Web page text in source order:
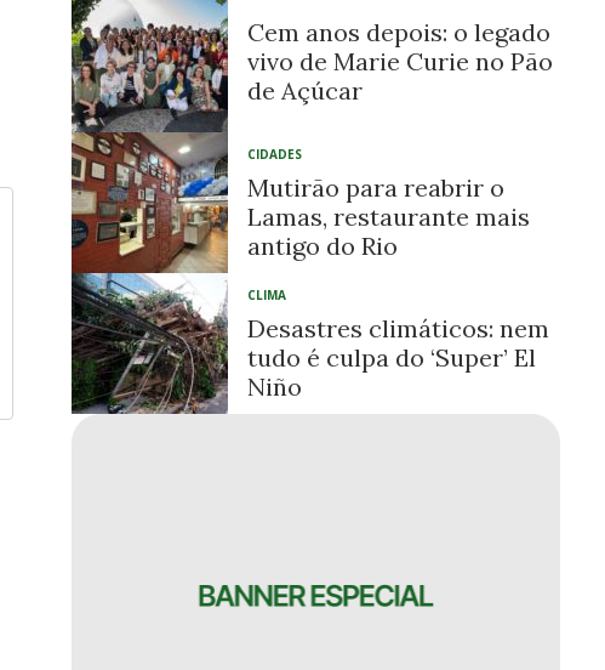
Cem anos depois: o legado
vivo de Marie Curie no Pão
de Açúcar
CIDADES
Mutirão para reabrir o
Lamas, restaurante mais
antigo do Rio
CLIMA
Desastres climáticos: nem
tudo é culpa do ‘Super’ El
Niño